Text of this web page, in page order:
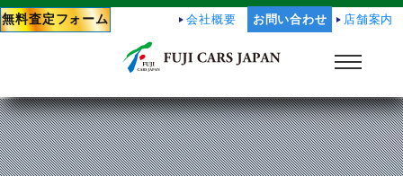
会社概要 お問い合わせ 店舗案内
無料査定フォーム